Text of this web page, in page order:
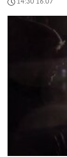
14:30 16.07